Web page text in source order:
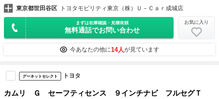
東京都世田谷区 トヨタモビリティ東京（株）Ｕ－Ｃａｒ成城店
まずは在庫確認・見積依頼
無料通話でお問い合わせ
お気に入り
今あなたの他に14人が見ています
グーネットセレクト トヨタ
カムリ Ｇ セーフティセンス ９インチナビ フルセグＴ